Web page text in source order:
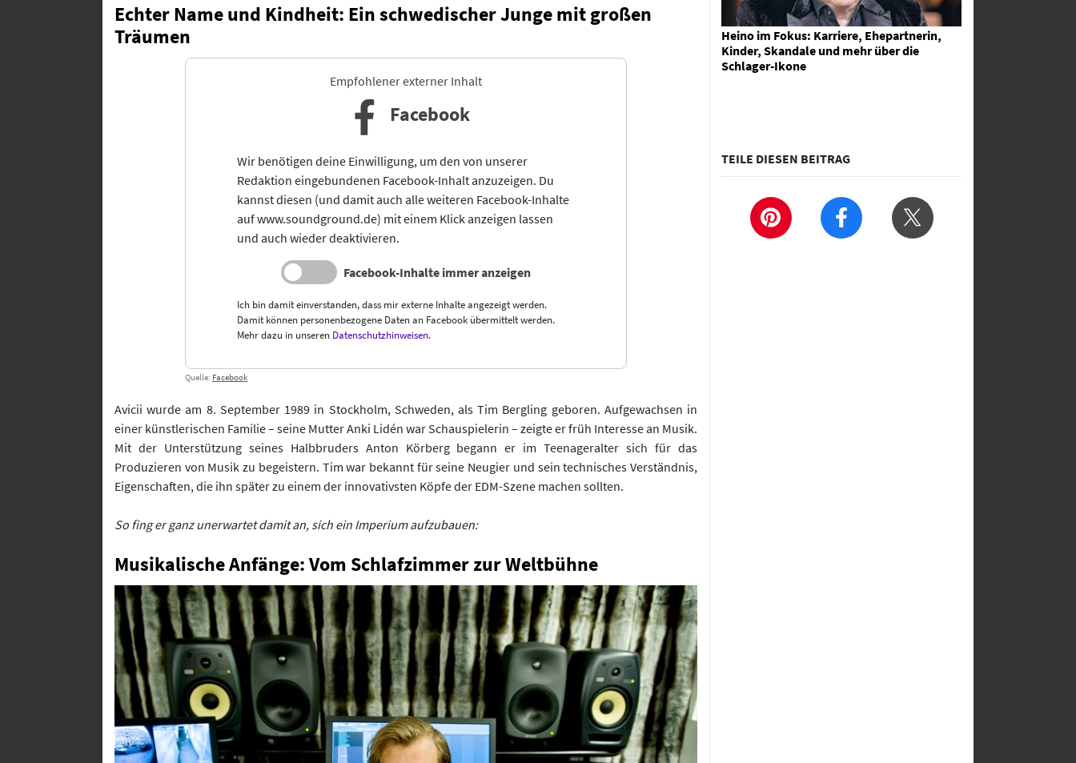
Echter Name und Kindheit: Ein schwedischer Junge mit großen
Träumen
Empfohlener externer Inhalt
Facebook
Wir benötigen deine Einwilligung, um den von unserer
Redaktion eingebundenen Facebook-Inhalt anzuzeigen. Du
kannst diesen (und damit auch alle weiteren Facebook-Inhalte
auf www.soundground.de) mit einem Klick anzeigen lassen
und auch wieder deaktivieren.
Facebook-Inhalte immer anzeigen
Ich bin damit einverstanden, dass mir externe Inhalte angezeigt werden.
Damit können personenbezogene Daten an Facebook übermittelt werden.
Mehr dazu in unseren Datenschutzhinweisen.
Quelle: Facebook
Avicii wurde am 8. September 1989 in Stockholm, Schweden, als Tim Bergling geboren. Aufgewachsen in
einer künstlerischen Familie – seine Mutter Anki Lidén war Schauspielerin – zeigte er früh Interesse an Musik.
Mit der Unterstützung seines Halbbruders Anton Körberg begann er im Teenageralter sich für das
Produzieren von Musik zu begeistern. Tim war bekannt für seine Neugier und sein technisches Verständnis,
Eigenschaften, die ihn später zu einem der innovativsten Köpfe der EDM-Szene machen sollten.
So fing er ganz unerwartet damit an, sich ein Imperium aufzubauen:
Musikalische Anfänge: Vom Schlafzimmer zur Weltbühne
Heino im Fokus: Karriere, Ehepartnerin,
Kinder, Skandale und mehr über die
Schlager-Ikone
TEILE DIESEN BEITRAG